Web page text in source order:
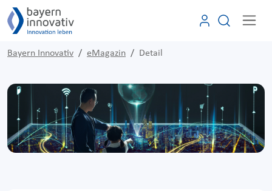
Bayern Innovativ eMagazin Detail